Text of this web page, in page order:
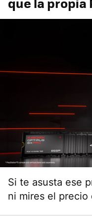
Si te asusta ese
ni mires el precio